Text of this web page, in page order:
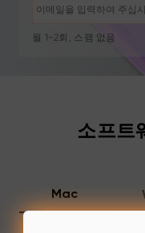
월 1~2회, 스팸 없음
이메일은 요청한 콘텐츠
구독 해지: 언제든지 한 번
소프트
Mac